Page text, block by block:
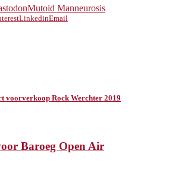
Mutoid Manneurosis
LinkedinEmail
voorverkoop Rock Werchter 2019
Baroeg Open Air